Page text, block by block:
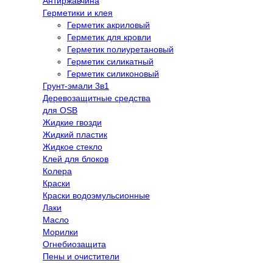
Герметики и клея
Герметик акриловый
Герметик для кровли
Герметик полиуретановый
Герметик силикатный
Герметик силиконовый
Грунт-эмали 3в1
Деревозащитные средства
для OSB
Жидкие гвозди
Жидкий пластик
Жидкое стекло
Клей для блоков
Колера
Краски
Краски водоэмульсионные
Лаки
Масло
Морилки
Огнебиозащита
Пены и очистители